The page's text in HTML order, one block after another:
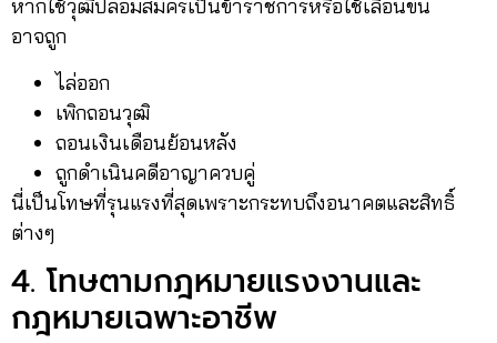
หากใช้วุฒิปลอมสมัครเป็นข้าราชการหรือใช้เลื่อนขั้น
อาจถูก
ไล่ออก
เพิกถอนวุฒิ
ถอนเงินเดือนย้อนหลัง
ถูกดำเนินคดีอาญาควบคู่
นี่เป็นโทษที่รุนแรงที่สุดเพราะกระทบถึงอนาคตและสิทธิ์
ต่างๆ
4. โทษตามกฎหมายแรงงานและ
กฎหมายเฉพาะอาชีพ